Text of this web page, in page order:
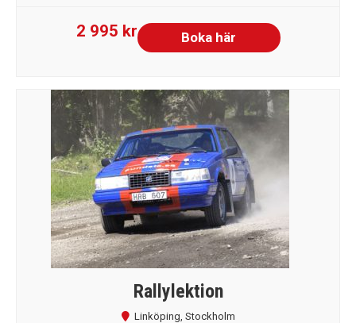
2 995 kr Boka här
Rallylektion
Linköping, Stockholm